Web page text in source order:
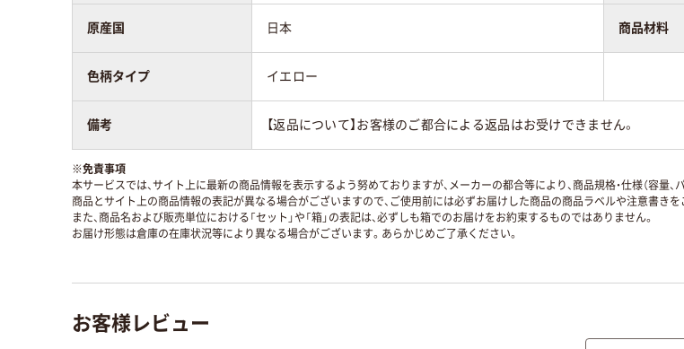
原産国 日本 商品材料
色柄タイプ イエロー
備考 【返品について】お客様のご都合による返品はお受けできません。
※免責事項
本サービスでは、サイト上に最新の商品情報を表示するよう努めておりますが、メーカーの都合等により、商品規格・仕様（容量
商品とサイト上の商品情報の表記が異なる場合がございますので、ご使用前には必ずお届けした商品の商品ラベルや注意書き
また、商品名および販売単位における「セット」や「箱」の表記は、必ずしも箱でのお届けをお約束するものではありません。
お届け形態は倉庫の在庫状況等により異なる場合がございます。あらかじめご了承ください。
お客様レビュー